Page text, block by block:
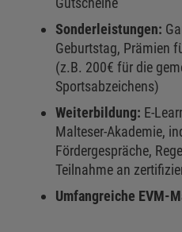
Sonderleistungen:
Geburtstag, Prämien
(z.B. 200€ für die
Sportsabzeichens)
Weiterbildung: E-
Malteser-Akademie,
Fördergespräche,
Teilnahme an
Umfangreiche EVM-